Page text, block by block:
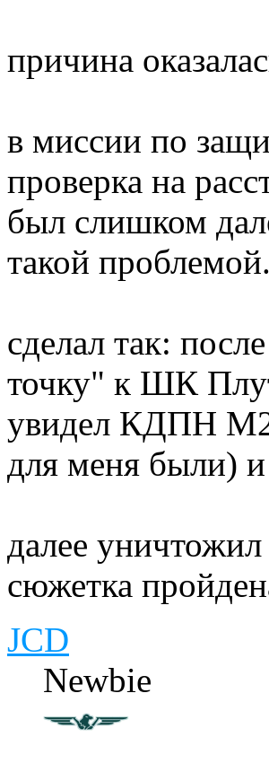
причина
в миссии по
проверка на
был слишком
такой проблемой.
сделал так:
точку" к ШК
увидел КДПН
для меня были)
далее
сюжетка
JCD
Newbie